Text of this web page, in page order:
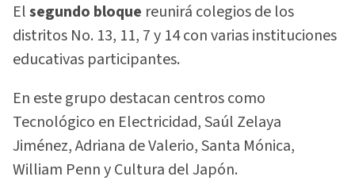
Elsegundo bloque reunirá colegios de los
distritos No. 13, 11, 7 y 14 con varias instituciones
educativas participantes.
En este grupo destacan centros como
Tecnológico en Electricidad, Saúl Zelaya
Jiménez, Adriana de Valerio, Santa Mónica,
William Penn y Cultura del Japón.